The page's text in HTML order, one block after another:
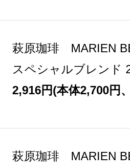
萩原珈琲 MARIEN
スペシャルブレン
2,916円(本体2,700円
萩原珈琲 MARIEN